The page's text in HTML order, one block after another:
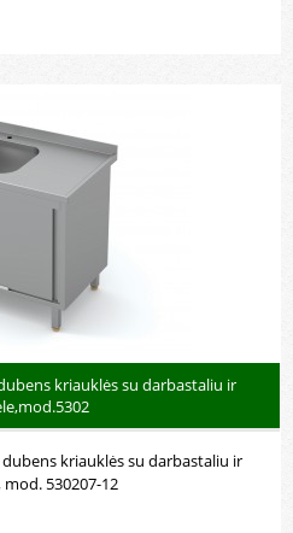
kriauklės su darbastaliu ir
kriauklės su darbastaliu ir
530207-12